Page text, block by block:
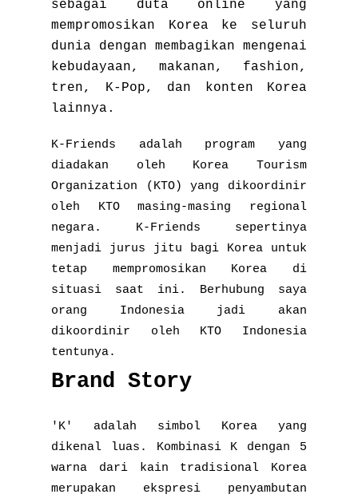
sebagai duta online yang
mempromosikan Korea ke seluruh
dunia dengan membagikan mengenai
kebudayaan, makanan, fashion,
tren, K-Pop, dan konten Korea
lainnya.
K-Friends adalah program yang
diadakan oleh Korea Tourism
Organization (KTO) yang dikoordinir
oleh KTO masing-masing regional
negara. K-Friends sepertinya
menjadi jurus jitu bagi Korea untuk
tetap mempromosikan Korea di
situasi saat ini. Berhubung saya
orang Indonesia jadi akan
dikoordinir oleh KTO Indonesia
tentunya.
Brand Story
'K' adalah simbol Korea yang
dikenal luas. Kombinasi K dengan 5
warna dari kain tradisional Korea
merupakan ekspresi penyambutan